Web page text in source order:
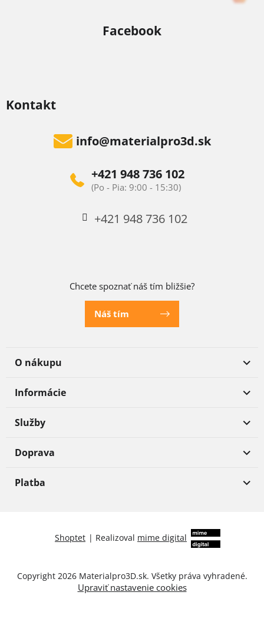
Kontakt
info@materialpro3d.sk
+421 948 736 102
+421 948 736 102
Chcete spoznať náš tím bližšie?
Náš tím
O nákupu
Informácie
Služby
Facebook
Doprava
Platba
Shoptet | Realizoval mime digital
Copyright 2026 Materialpro3D.sk. Všetky práva vyhradené.
Upraviť nastavenie cookies